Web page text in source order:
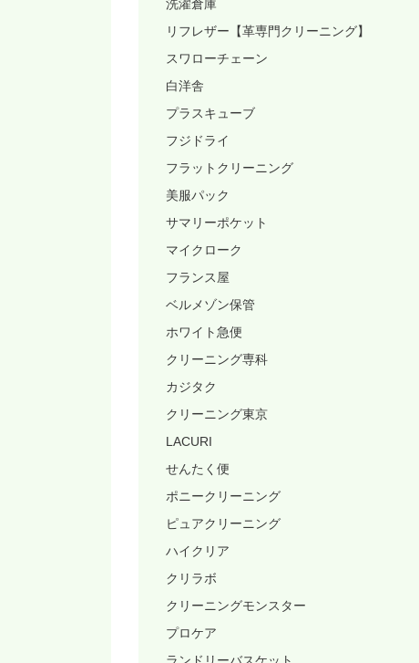
洗濯倉庫
リフレザー【革専門クリーニング】
スワローチェーン
白洋舎
プラスキューブ
フジドライ
フラットクリーニング
美服パック
サマリーポケット
マイクローク
フランス屋
ベルメゾン保管
ホワイト急便
クリーニング専科
カジタク
クリーニング東京
LACURI
せんたく便
ポニークリーニング
ピュアクリーニング
ハイクリア
クリラボ
クリーニングモンスター
プロケア